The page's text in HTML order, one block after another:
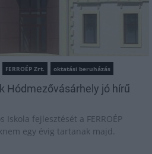
FERROÉP Zrt. oktatási beruházás
Hódmezővásárhely jó hírű
fejlesztését a FERROÉP
egy évig tartanak majd.